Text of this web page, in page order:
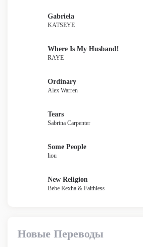
Gabriela
KATSEYE
Where Is My Husband!
RAYE
Ordinary
Alex Warren
Tears
Sabrina Carpenter
Some People
liou
New Religion
Bebe Rexha & Faithless
Новые Переводы